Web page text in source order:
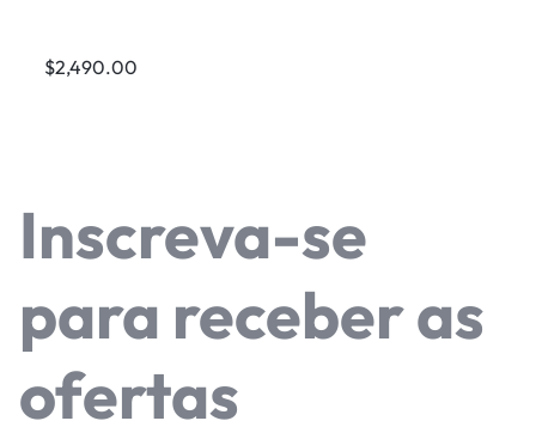
$2,490.00
Inscreva-se
para receber as
ofertas